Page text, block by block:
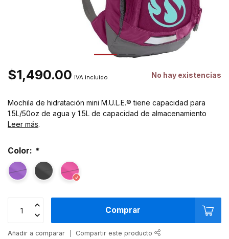
$1,490.00 IVA incluido No hay existencias
Mochila de hidratación mini M.U.L.E.® tiene capacidad para
1.5L/50oz de agua y 1.5L de capacidad de almacenamiento
Leer más.
Color: *
Comprar
Añadir a comparar Compartir este producto